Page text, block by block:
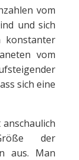
vom
und sich
konstanter
vom
sich eine
der
aus. Man